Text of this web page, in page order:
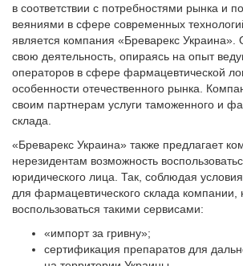
в соответствии с потребностями рынка и
веяниями в сфере современных
является компания «Бреварекс Украина».
свою деятельность, опираясь на опыт
операторов в сфере фармацевтической
особенности отечественного рынка.
своим партнерам услуги таможенного и
склада.
«Бреварекс Украина» также предлагает
нерезидентам возможность
юридического лица. Так, соблюдая
для фармацевтического склада компании,
воспользоваться такими сервисами:
«импорт за гривну»;
сертификация препаратов для